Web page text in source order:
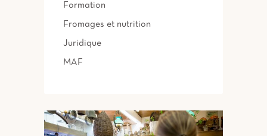
Formation
Fromages et nutrition
Juridique
MAF